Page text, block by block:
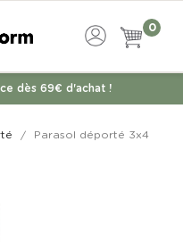
0
dès 69€ d'achat !
Parasol déporté 3x4